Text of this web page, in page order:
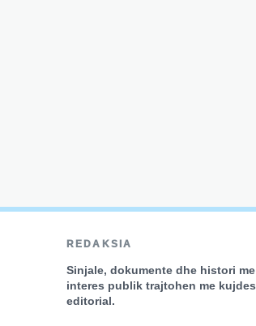
REDAKSIA
Sinjale, dokumente dhe histori me
interes publik trajtohen me kujdes
editorial.